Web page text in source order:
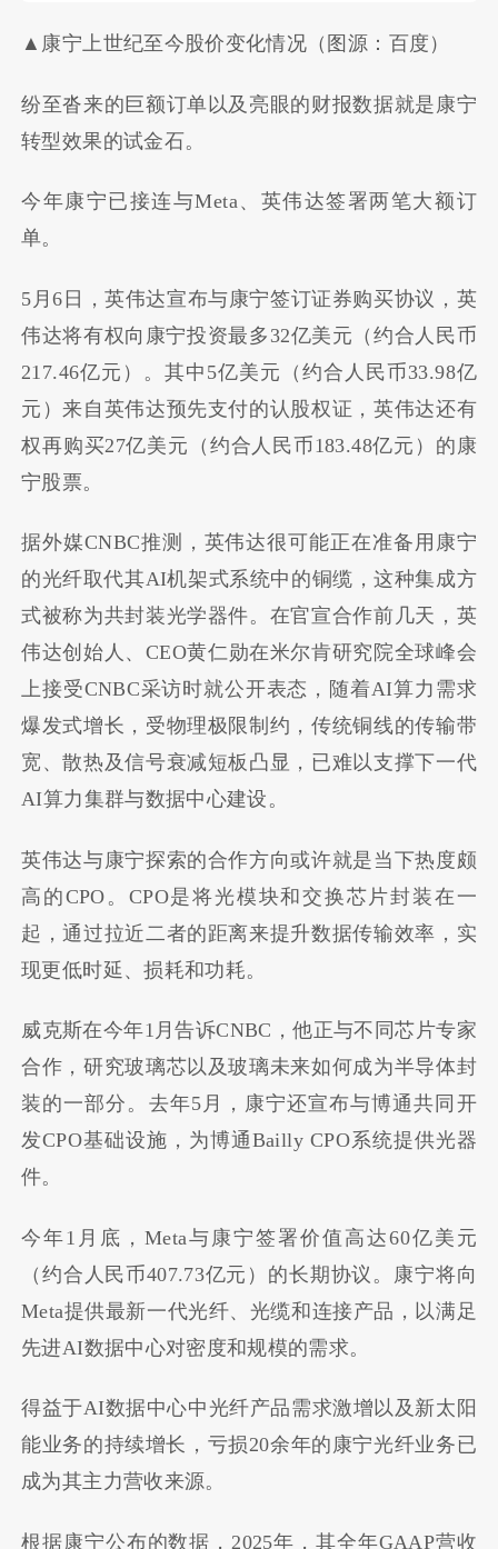
▲康宁上世纪至今股价变化情况（图源：百度）
纷至沓来的巨额订单以及亮眼的财报数据就是康宁
转型效果的试金石。
今年康宁已接连与Meta、英伟达签署两笔大额订
单。
5月6日，英伟达宣布与康宁签订证券购买协议，英
伟达将有权向康宁投资最多32亿美元（约合人民币
217.46亿元）。其中5亿美元（约合人民币33.98亿
元）来自英伟达预先支付的认股权证，英伟达还有
权再购买27亿美元（约合人民币183.48亿元）的康
宁股票。
据外媒CNBC推测，英伟达很可能正在准备用康宁
的光纤取代其AI机架式系统中的铜缆，这种集成方
式被称为共封装光学器件。在官宣合作前几天，英
伟达创始人、CEO黄仁勋在米尔肯研究院全球峰会
上接受CNBC采访时就公开表态，随着AI算力需求
爆发式增长，受物理极限制约，传统铜线的传输带
宽、散热及信号衰减短板凸显，已难以支撑下一代
AI算力集群与数据中心建设。
英伟达与康宁探索的合作方向或许就是当下热度颇
高的CPO。CPO是将光模块和交换芯片封装在一
起，通过拉近二者的距离来提升数据传输效率，实
现更低时延、损耗和功耗。
威克斯在今年1月告诉CNBC，他正与不同芯片专家
合作，研究玻璃芯以及玻璃未来如何成为半导体封
装的一部分。去年5月，康宁还宣布与博通共同开
发CPO基础设施，为博通Bailly CPO系统提供光器
件。
今年1月底，Meta与康宁签署价值高达60亿美元
（约合人民币407.73亿元）的长期协议。康宁将向
Meta提供最新一代光纤、光缆和连接产品，以满足
先进AI数据中心对密度和规模的需求。
得益于AI数据中心中光纤产品需求激增以及新太阳
能业务的持续增长，亏损20余年的康宁光纤业务已
成为其主力营收来源。
根据康宁公布的数据，2025年，其全年GAAP营收